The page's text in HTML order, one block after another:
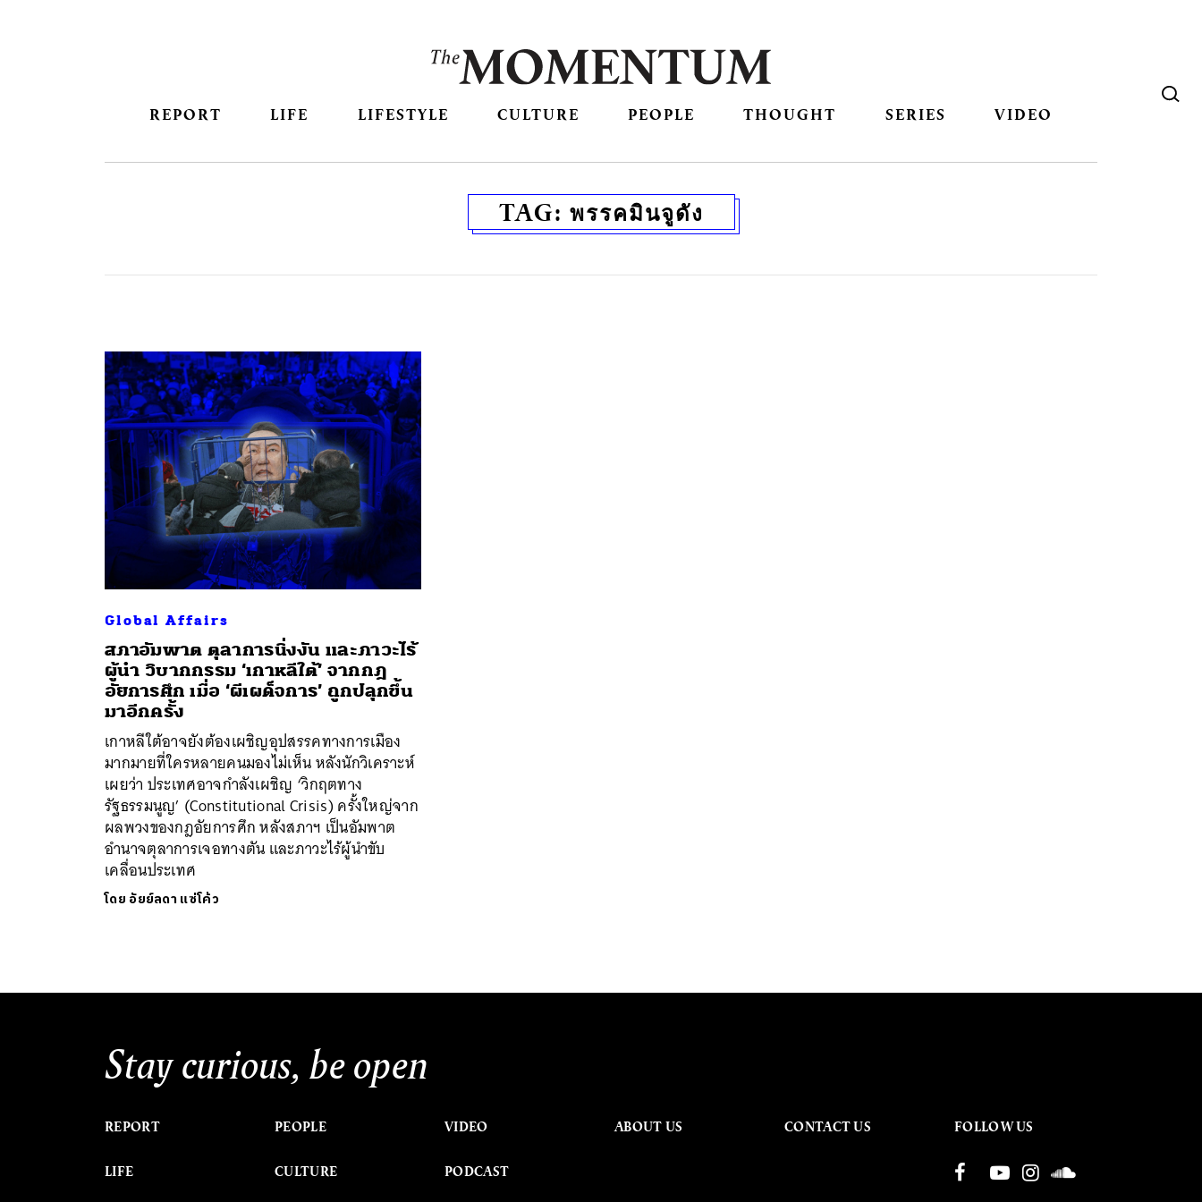
REPORT LIFE LIFESTYLE CULTURE PEOPLE THOUGHT SERIES VIDEO
TAG: พรรคมินจูดัง
Global Affairs
สภาอัมพาต ตุลาการนิ่งงัน และภาวะไร้
ผู้นำ วิบากกรรม ‘เกาหลีใต้’ จากกฎ
อัยการศึก เมื่อ ‘ผีเผด็จการ’ ถูกปลุกขึ้น
มาอีกครั้ง
เกาหลีใต้อาจยังต้องเผชิญอุปสรรคทางการเมือง
มากมายที่ใครหลายคนมองไม่เห็น หลังนักวิเคราะห์
เผยว่า ประเทศอาจกำลังเผชิญ ‘วิกฤตทาง
รัฐธรรมนูญ’ (Constitutional Crisis) ครั้งใหญ่จาก
ผลพวงของกฎอัยการศึก หลังสภาฯ เป็นอัมพาต
อำนาจตุลาการเจอทางตัน และภาวะไร้ผู้นำขับ
เคลื่อนประเทศ
โดย อัยย์ลดา แซ่โค้ว
Stay curious, be open
REPORT
LIFE
PEOPLE
CULTURE
VIDEO
PODCAST
ABOUT US CONTACT US FOLLOW US